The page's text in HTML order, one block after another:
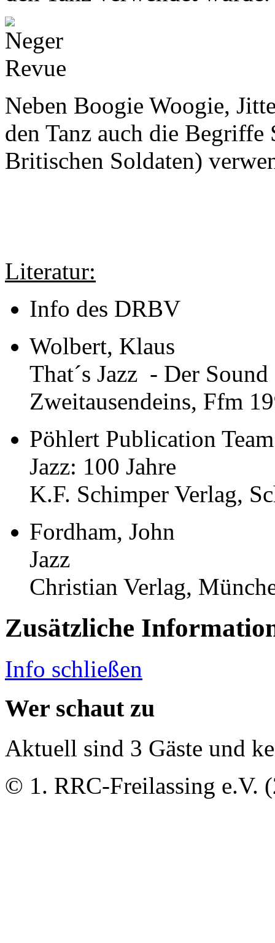
Neben Boogie Woogie,
den Tanz auch die
Britischen Soldaten)
Literatur:
Info des DRBV
Wolbert, Klaus
That´s Jazz - Der
Zweitausendeins, Ffm
Pöhlert Publication Team
Jazz: 100 Jahre
K.F. Schimper Verlag,
Fordham, John
Jazz
Christian Verlag,
Zusätzliche
Info schließen
Wer schaut zu
Aktuell sind 3 Gäste und
© 1. RRC-Freilassing e.V.